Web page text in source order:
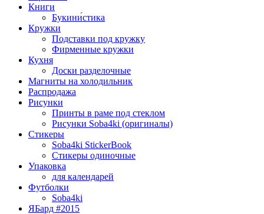
Книги
Букини́стика
Кружки
Подставки под кружку
Фирменные кружки
Кухня
Доски разделочные
Магниты на холодильник
Распродажа
Рисунки
Принты в раме под стеклом
Рисунки Soba4ki (оригиналы)
Стикеры
Soba4ki StickerBook
Стикеры одиночные
Упаковка
для календарей
Футболки
Soba4ki
ЯБард #2015